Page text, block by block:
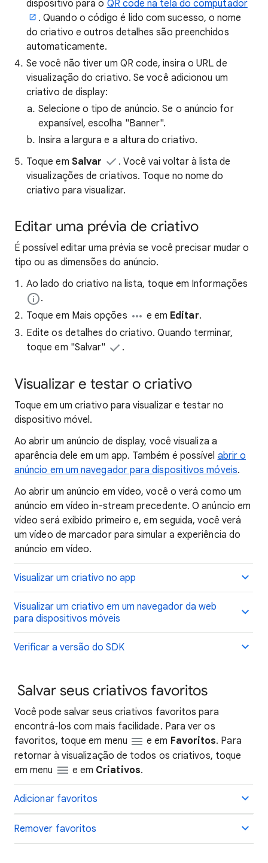
dispositivo para o QR code na tela do computador
. Quando o código é lido com sucesso, o nome
do criativo e outros detalhes são preenchidos
automaticamente.
Se você não tiver um QR code, insira o URL de
visualização do criativo. Se você adicionou um
criativo de display:
Selecione o tipo de anúncio. Se o anúncio for
expansível, escolha "Banner".
Insira a largura e a altura do criativo.
Toque em Salvar
. Você vai voltar à lista de
visualizações de criativos. Toque no nome do
criativo para visualizar.
Editar uma prévia de criativo
É possível editar uma prévia se você precisar mudar o
tipo ou as dimensões do anúncio.
Ao lado do criativo na lista, toque em Informações
.
Toque em Mais opções
e em Editar.
Edite os detalhes do criativo. Quando terminar,
toque em "Salvar"
.
Visualizar e testar o criativo
Toque em um criativo para visualizar e testar no
dispositivo móvel.
Ao abrir um anúncio de display, você visualiza a
aparência dele em um app. Também é possível abrir o
anúncio em um navegador para dispositivos móveis.
Ao abrir um anúncio em vídeo, você o verá como um
anúncio em vídeo in-stream precedente. O anúncio em
vídeo será exibido primeiro e, em seguida, você verá
um vídeo de marcador para simular a experiência do
anúncio em vídeo.
Visualizar um criativo no app
Visualizar um criativo em um navegador da web
para dispositivos móveis
Verificar a versão do SDK
Salvar seus criativos favoritos
Você pode salvar seus criativos favoritos para
encontrá-los com mais facilidade. Para ver os
favoritos, toque em menu
e em Favoritos. Para
retornar à visualização de todos os criativos, toque
em menu
e em Criativos.
Adicionar favoritos
Remover favoritos